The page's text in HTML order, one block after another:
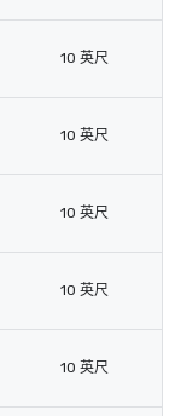
10 英尺
10 英尺
10 英尺
10 英尺
10 英尺